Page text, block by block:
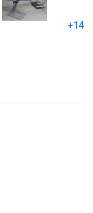
+14